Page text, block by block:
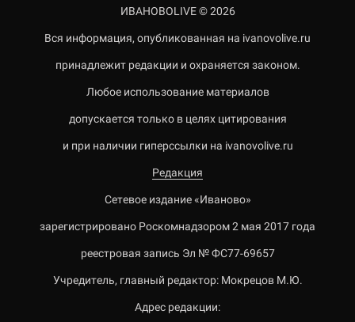
ИВАНОВОLIVE © 2026
Вся информация, опубликованная на ivanovolive.ru
принадлежит редакции и охраняется законом.
Любое использование материалов
допускается только в целях цитирования
и при наличии гиперссылки на ivanovolive.ru
Редакция
Сетевое издание «Иваново»
зарегистрировано Роскомнадзором 2 мая 2017 года
реестровая запись Эл № ФС77-69657
Учредитель, главный редактор: Мокрецов М.Ю.
Адрес редакции: